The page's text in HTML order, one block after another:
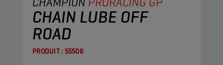
CHAIN LUBE OFF
ROAD
PRODUIT : 55506